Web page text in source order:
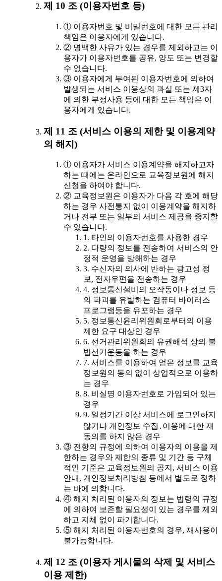
제 10 조 (이용자번호 등)
① 이용자번호 및 비밀번호에 대한 모든 관리
책임은 이용자에게 있습니다.
② 명백한 사유가 있는 경우를 제외하고는 이
용자가 이용자번호를 공유, 양도 또는 변경할
수 없습니다.
③ 이용자에게 부여된 이용자번호에 의하여
발생되는 서비스 이용상의 과실 또는 제3자
에 의한 부정사용 등에 대한 모든 책임은 이
용자에게 있습니다.
제 11 조 (서비스 이용의 제한 및 이용계약
의 해지)
① 이용자가 서비스 이용계약을 해지하고자
하는 때에는 온라인으로 교육정보원에 해지
신청을 하여야 합니다.
② 교육정보원은 이용자가 다음 각 호에 해당
하는 경우 사전통지 없이 이용계약을 해지하
거나 전부 또는 일부의 서비스 제공을 중지할
수 있습니다.
1. 타인의 이용자번호를 사용한 경우
2. 다량의 정보를 전송하여 서비스의 안
정적 운영을 방해하는 경우
3. 수신자의 의사에 반하는 광고성 정
보, 전자우편을 전송하는 경우
4. 정보통신설비의 오작동이나 정보 등
의 파괴를 유발하는 컴퓨터 바이러스
프로그램등을 유포하는 경우
5. 정보통신윤리위원회로부터의 이용
제한 요구 대상인 경우
6. 선거관리위원회의 유권해석 상의 불
법선거운동을 하는 경우
7. 서비스를 이용하여 얻은 정보를 교육
정보원의 동의 없이 상업적으로 이용하
는 경우
8. 비실명 이용자번호로 가입되어 있는
경우
9. 일정기간 이상 서비스에 로그인하지
않거나 개인정보 수집․이용에 대한 재
동의를 하지 않은 경우
③ 전항의 규정에 의하여 이용자의 이용을 제
한하는 경우와 제한의 종류 및 기간 등 구체
적인 기준은 교육정보원의 공지, 서비스 이용
안내, 개인정보처리방침 등에서 별도로 정하
는 바에 의합니다.
④ 해지 처리된 이용자의 정보는 법령의 규정
에 의하여 보존할 필요성이 있는 경우를 제외
하고 지체 없이 파기합니다.
⑤ 해지 처리된 이용자번호의 경우, 재사용이
불가능합니다.
제 12 조 (이용자 게시물의 삭제 및 서비스
이용 제한)